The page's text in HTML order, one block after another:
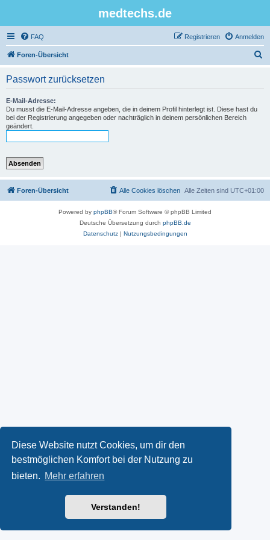
Diese Website nutzt Cookies, um dir den
bestmöglichen Komfort bei der Nutzung zu
bieten. Mehr erfahren
Verstanden!
medtechs.de
FAQ Anmelden
Registrieren
Foren-Übersicht
Passwort zurücksetzen
E-Mail-Adresse:
Du musst die E-Mail-Adresse angeben, die in deinem Profil hinterlegt ist. Diese hast du
bei der Registrierung angegeben oder nachträglich in deinem persönlichen Bereich
geändert.
Foren-Übersicht Alle Zeiten sind UTC+01:00
Alle Cookies löschen
Powered by phpBB® Forum Software © phpBB Limited
Deutsche Übersetzung durch phpBB.de
Datenschutz| Nutzungsbedingungen